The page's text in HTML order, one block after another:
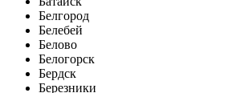
Белгород
Белебей
Белово
Белогорск
Бердск
Березники